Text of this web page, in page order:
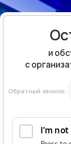
и
с
Обратный звонок: